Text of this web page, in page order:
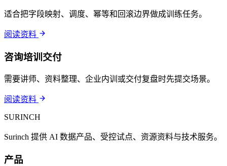
适合把字段映射、调度、幂等和回滚边界做成训练任务。
阅读资料
咨询培训交付
需要讲师、资料整理、企业内训或交付复盘时先提交场景。
阅读资料
SURINCH
Surinch 提供 AI 数据产品、受控试点、资源资料与技术服务。
产品